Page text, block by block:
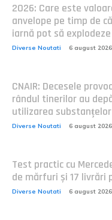
2026: Care este
anvelope pe timp de
iarnă pot să
Diverse Noutati 6 august 2026
CNAIR: Decesele
rândul tinerilor au
utilizarea
Diverse Noutati 6 august 2026
Test practic cu
de mărfuri și 17 livrări
Diverse Noutati 6 august 2026